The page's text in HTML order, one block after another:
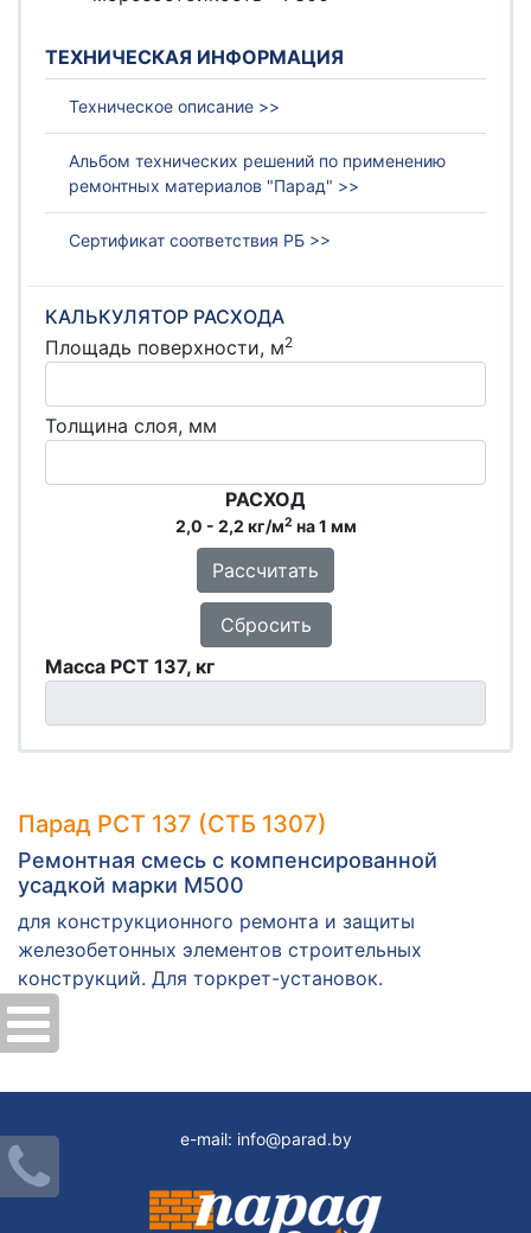
ТЕХНИЧЕСКАЯ ИНФОРМАЦИЯ
Техническое описание >>
Альбом технических решений по применению
ремонтных материалов "Парад" >>
Сертификат соответствия РБ >>
КАЛЬКУЛЯТОР РАСХОДА
Площадь поверхности, м2
Толщина слоя, мм
РАСХОД
2,0 - 2,2 кг/м2 на 1 мм
Рассчитать
Сбросить
Масса РСТ 137, кг
Парад РСТ 137 (СТБ 1307)
Ремонтная смесь с компенсированной
усадкой марки М500
для конструкционного ремонта и защиты
железобетонных элементов строительных
конструкций. Для торкрет-установок.
e-mail: info@parad.by